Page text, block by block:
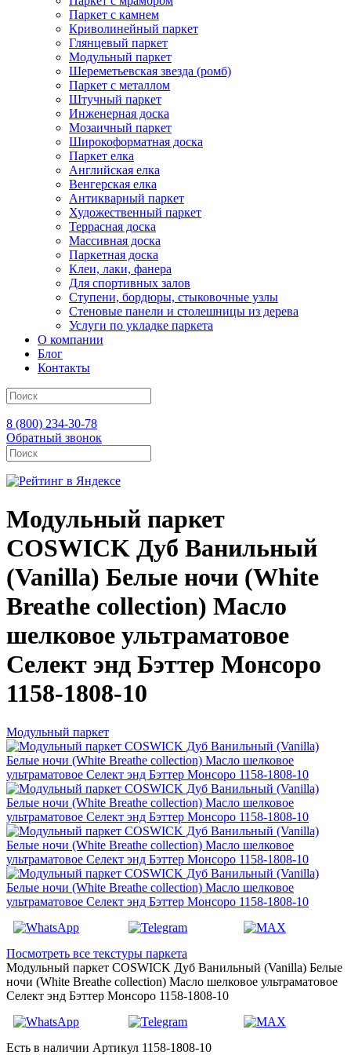
Паркет с камнем
Криволинейный паркет
Глянцевый паркет
Модульный паркет
Шереметьевская звезда (ромб)
Паркет с металлом
Штучный паркет
Инженерная доска
Мозаичный паркет
Широкоформатная доска
Паркет елка
Английская елка
Венгерская елка
Антикварный паркет
Художественный паркет
Террасная доска
Массивная доска
Паркетная доска
Клеи, лаки, фанера
Для спортивных залов
Ступени, бордюры, стыковочные узлы
Стеновые панели и столешницы из дерева
Услуги по укладке паркета
О компании
Блог
Контакты
8 (800) 234-30-78
Обратный звонок
Модульный паркет
COSWICK Дуб Ванильный
(Vanilla) Белые ночи (White
Breathe collection) Масло
шелковое ультраматовое
Селект энд Бэттер Монсоро
1158-1808-10
Модульный паркет
Посмотреть все текстуры паркета
Модульный паркет COSWICK Дуб Ванильный (Vanilla) Белые
ночи (White Breathe collection) Масло шелковое ультраматовое
Селект энд Бэттер Монсоро 1158-1808-10
Есть в наличии Артикул 1158-1808-10